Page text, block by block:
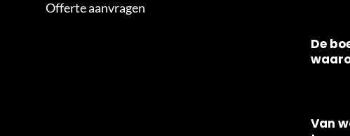
Offerte aanvragen
De
Van